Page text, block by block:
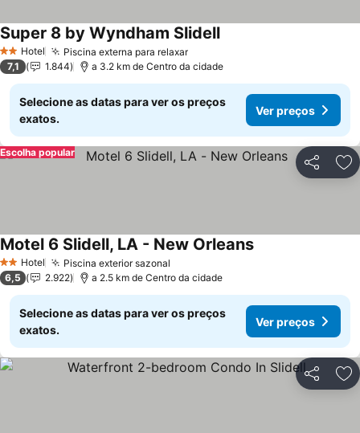
2 Estrelas
Hotel Piscina externa para relaxarVer preços
Super 8 by Wyndham SlidellVer preços
7,1 1.844 a 3.2 km de Centro da cidade
Selecione as datas para ver os preços
exatos.
Ver preços
Partilhar
Escolha popular
2 Estrelas
Hotel Piscina exterior sazonal
Motel 6 Slidell, LA - New OrleansVer preços
6,5 2.922 a 2.5 km de Centro da cidade
Selecione as datas para ver os preços
exatos.
Ver preços
Partilhar